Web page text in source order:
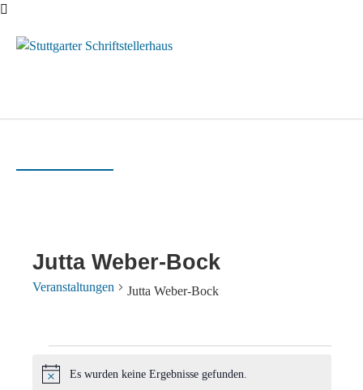
Jutta Weber-Bock
Veranstaltungen Jutta Weber-Bock
Veranstaltungen
Hinweis
Es wurden keine Ergebnisse gefunden.